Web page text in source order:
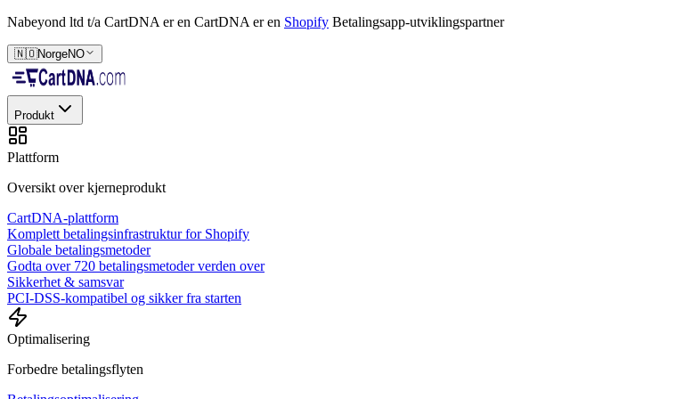
Nabeyond ltd t/a CartDNA er en CartDNA er en Shopify Betalingsapp-utviklingspartner
🇳🇴NorgeNO
Produkt
Plattform
Oversikt over kjerneprodukt
CartDNA-plattform
Komplett betalingsinfrastruktur for Shopify
Globale betalingsmetoder
Godta over 720 betalingsmetoder verden over
Sikkerhet & samsvar
PCI-DSS-kompatibel og sikker fra starten
Optimalisering
Forbedre betalingsflyten